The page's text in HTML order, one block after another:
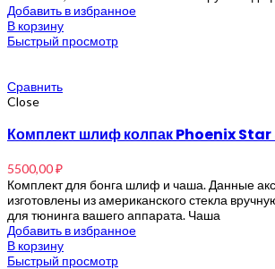
Добавить в избранное
В корзину
Быстрый просмотр
Сравнить
Close
Комплект шлиф колпак Phoenix
5500,00₽
Комплект для бонга шлиф и чаша. Данные
изготовлены из американского стекла
для тюнинга вашего аппарата. Чаша
Добавить в избранное
В корзину
Быстрый просмотр